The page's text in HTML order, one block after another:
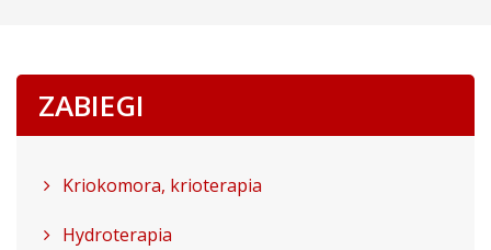
ZABIEGI
Kriokomora, krioterapia
Hydroterapia